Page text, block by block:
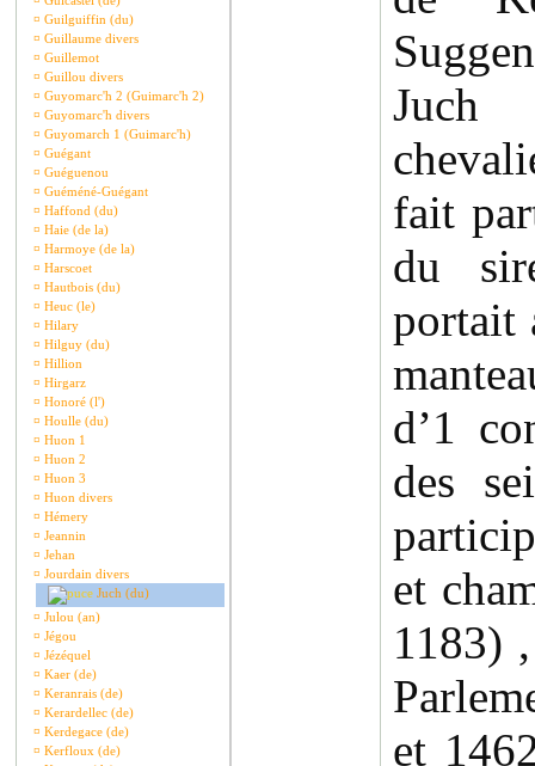
¤ Guilguiffin (du)
¤ Guillaume divers
¤ Guillemot
¤ Guillou divers
¤ Guyomarc'h 2 (Guimarc'h 2)
¤ Guyomarc'h divers
¤ Guyomarch 1 (Guimarc'h)
¤ Guégant
¤ Guéguenou
¤ Guéméné-Guégant
¤ Haffond (du)
¤ Haie (de la)
¤ Harmoye (de la)
¤ Harscoet
¤ Hautbois (du)
¤ Heuc (le)
¤ Hilary
¤ Hilguy (du)
¤ Hillion
¤ Hirgarz
¤ Honoré (l')
¤ Houlle (du)
¤ Huon 1
¤ Huon 2
¤ Huon 3
¤ Huon divers
¤ Hémery
¤ Jeannin
¤ Jehan
¤ Jourdain divers
Juch (du)
¤ Julou (an)
¤ Jégou
¤ Jézéquel
¤ Kaer (de)
¤ Keranrais (de)
¤ Kerardellec (de)
¤ Kerdegace (de)
¤ Kerfloux (de)
fait
du
portait
d’1
des
et
1183)
et